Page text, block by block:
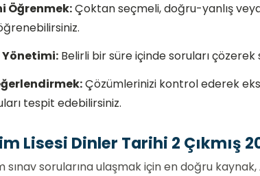
Öğrenmek:Çoktan seçmeli, doğru-yanlış
Yönetimi: Belirli bir süre içinde soruları çözerek
Çözümlerinizi kontrol ederek
tespit edebilirsiniz.
Lisesi Dinler Tarihi 2 Çıkmış
sınav sorularına ulaşmak için en doğru kaynak,